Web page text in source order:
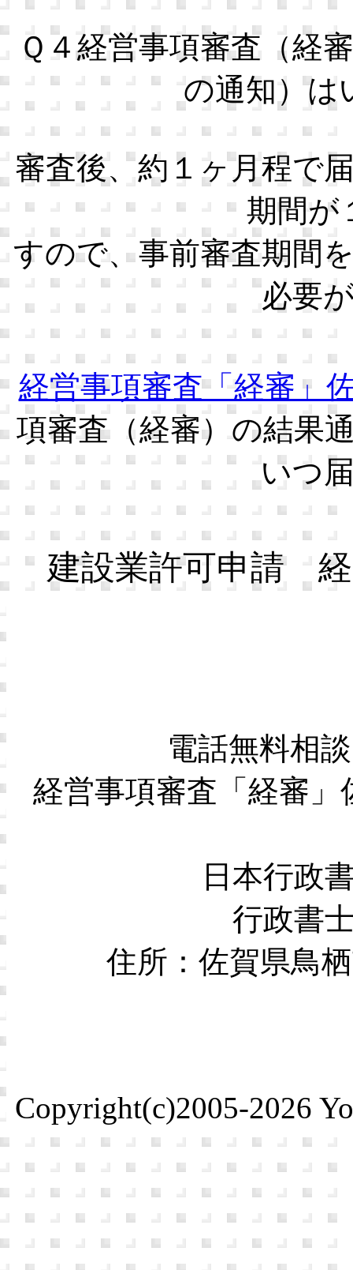
Ｑ４経営事項審査（経
の通知）は
審査後、約１ヶ月程で
期間が
すので、事前審査期間
必要
経営事項審査「経審」
項審査（経審）の結果
いつ
建設業許可申請 経
電話無料相
経営事項審査「経審
日本行政
行政書
住所：佐賀県鳥
Copyright(c)2005-2026